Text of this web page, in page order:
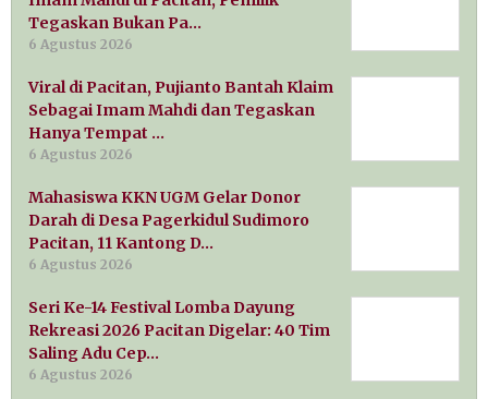
Tegaskan Bukan Pa…
6 Agustus 2026
Viral di Pacitan, Pujianto Bantah Klaim
Sebagai Imam Mahdi dan Tegaskan
Hanya Tempat …
6 Agustus 2026
Mahasiswa KKN UGM Gelar Donor
Darah di Desa Pagerkidul Sudimoro
Pacitan, 11 Kantong D…
6 Agustus 2026
Seri Ke-14 Festival Lomba Dayung
Rekreasi 2026 Pacitan Digelar: 40 Tim
Saling Adu Cep…
6 Agustus 2026